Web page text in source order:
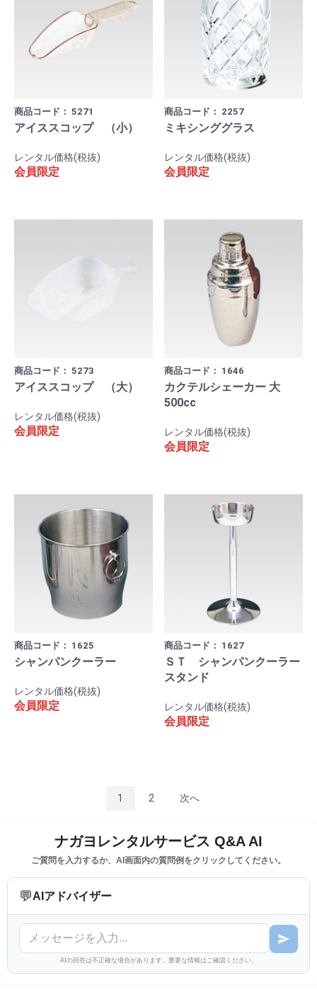
商品コード： 5271
アイススコップ （小）
レンタル価格(税抜)
会員限定
商品コード： 2257
ミキシンググラス
レンタル価格(税抜)
会員限定
商品コード： 5273
アイススコップ （大）
レンタル価格(税抜)
会員限定
商品コード： 1646
カクテルシェーカー 大
500cc
レンタル価格(税抜)
会員限定
商品コード： 1625
シャンパンクーラー
レンタル価格(税抜)
会員限定
商品コード： 1627
ＳＴ シャンパンクーラー
スタンド
レンタル価格(税抜)
会員限定
1 2 次へ
ナガヨレンタルサービス Q&A AI
ご質問を入力するか、AI画面内の質問例をクリックしてください。
💬AIアドバイザー
AIの回答は不正確な場合があります。重要な情報はご確認ください。